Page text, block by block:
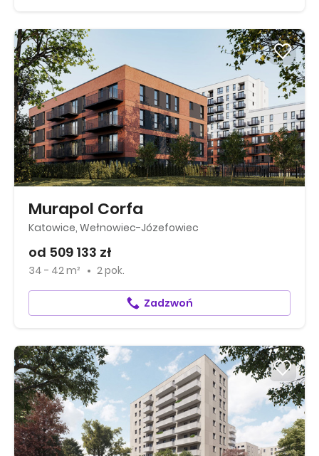
Murapol Corfa
Katowice, Wełnowiec-Józefowiec
od 509 133 zł
34 - 42 m² 2 pok.
Zadzwoń